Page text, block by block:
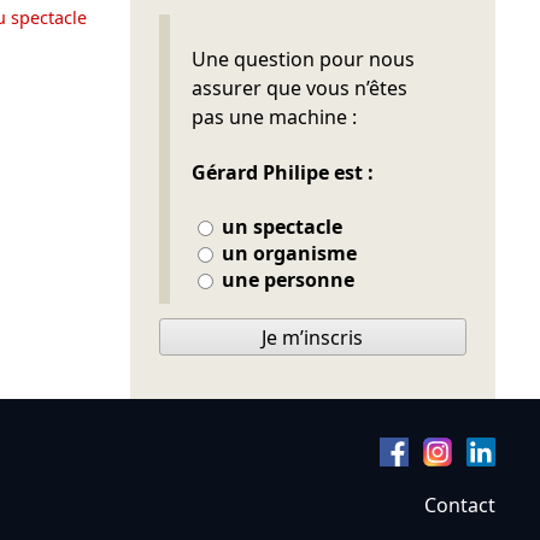
spectacle
Une question pour nous
assurer que vous n’êtes
pas une machine :
Gérard Philipe est :
un spectacle
un organisme
une personne
Ne pas remplir
Je m’inscris
Contact